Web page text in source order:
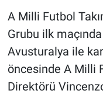
A Milli Futbol
Grubu ilk maçında
Avusturalya ile
öncesinde A Milli
Direktörü